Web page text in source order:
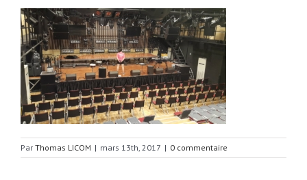
Par Thomas LICOM | mars 13th, 2017 | 0 commentaire